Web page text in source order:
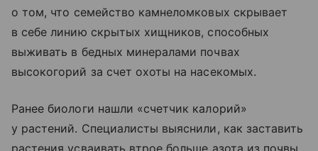
о том, что семейство камнеломковых скрывает
в себе линию скрытых хищников, способных
выживать в бедных минералами почвах
высокогорий за счет охоты на насекомых.
Ранее биологи нашли «счетчик калорий»
у растений. Специалисты выяснили, как заставить
растения усваивать втрое больше азота из почвы.